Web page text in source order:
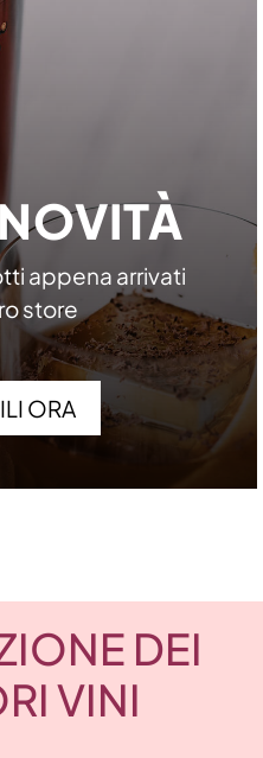
appena arrivati
store
ORA
DEI
VINI